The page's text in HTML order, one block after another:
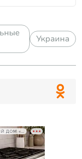
Украина
РЕКЛАМА • ООО СТРОИТЕЛЬНЫЙ ТОРГОВЫЙ ДОМ «ПЕТРОВИЧ», ИНН 7802348846